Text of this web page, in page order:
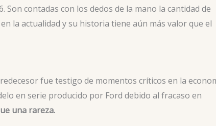
Son contadas con los dedos de la mano la cantidad de
la actualidad y su historia tiene aún más valor que el
fue testigo de momentos críticos en la
en serie producido por Ford debido al fracaso en
una rareza.